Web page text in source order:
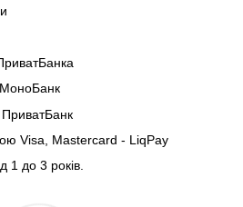
ПриватБанк
Visa, Mastercard - LiqPay
1 до 3 років.